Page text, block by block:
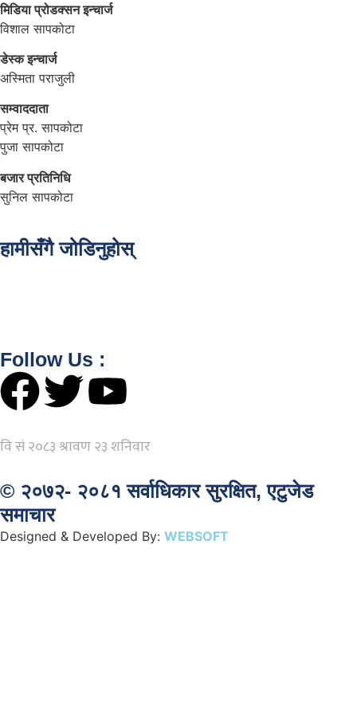
मिडिया प्रोडक्सन इन्चार्ज
विशाल सापकोटा
डेस्क इन्चार्ज
अस्मिता पराजुली
सम्वाददाता
प्रेम प्र. सापकोटा
पुजा सापकोटा
बजार प्रतिनिधि
सुनिल सापकोटा
हामीसँगै जोडिनुहोस्
Follow Us :
© २०७२- २०८१ सर्वाधिकार सुरक्षित, एटुजेड
समाचार
Designed & Developed By: WEBSOFT